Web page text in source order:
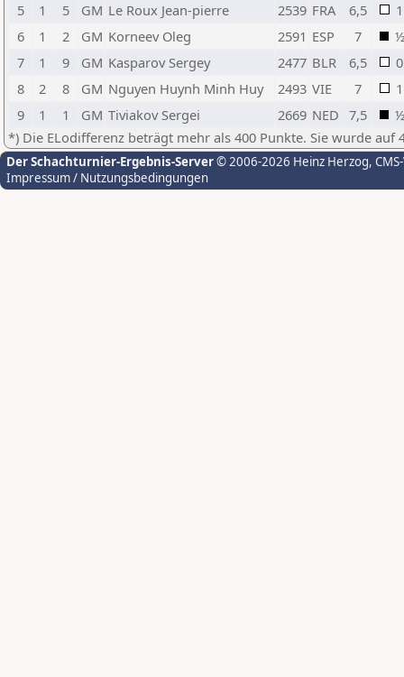
5
1 5 GM Le Roux Jean-pierre 2539 FRA 6,5
1
6
1 2 GM Korneev Oleg 2591 ESP 7
½
7
1 9 GM Kasparov Sergey 2477 BLR 6,5
0
8
2 8 GM Nguyen Huynh Minh Huy 2493 VIE 7
1
9
1 1 GM Tiviakov Sergei 2669 NED 7,5
½
*) Die ELodifferenz beträgt mehr als 400 Punkte. Sie wurde auf
Der Schachturnier-Ergebnis-Server© 2006-2026 Heinz Herzog,
Impressum / Nutzungsbedingungen